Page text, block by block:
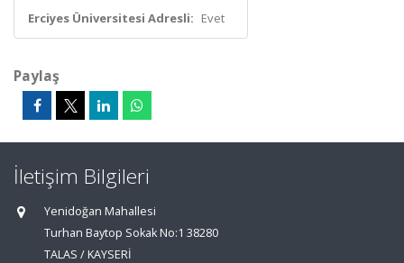
Erciyes Üniversitesi Adresli: Evet
Paylaş
İletişim Bilgileri
Yenidoğan Mahallesi
Turhan Baytop Sokak No:1 38280
TALAS / KAYSERİ